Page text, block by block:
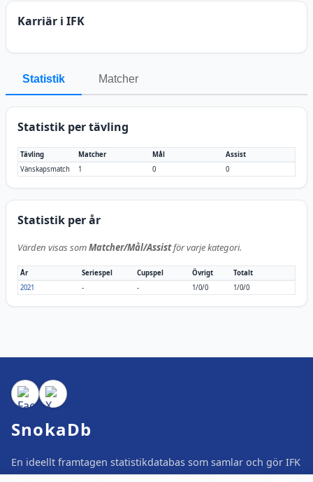
Karriär i IFK
Statistik Matcher
Statistik per tävling
Tävling Matcher Mål
Assist
Vänskapsmatch
1 0 0
Statistik per år
Värden visas somMatcher/Mål/Assistför varje kategori.
År Seriespel Cupspel Övrigt
Totalt
2021
- - 1/0/0 1/0/0
SnokaDb
En ideellt framtagen statistikdatabas som samlar och gör IFK
Norrköpings fotbollshistoria lättillgänglig. Här kan du hitta